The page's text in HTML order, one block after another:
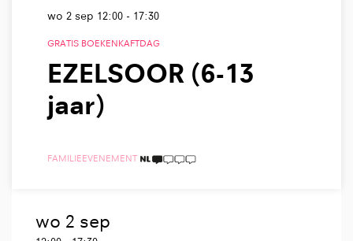
EZELSOOR (6-13
jaar)
GRATIS BOEKENKAFTDAG
wo 2 sep 12:00 - 17:30
FAMILIEEVENEMENT 1 TAALICOON
wo 2 sep